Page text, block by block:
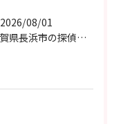
2026/08/01
滋賀県長浜市の探偵なら【滋賀クリスタル探偵事務所】浮気調査・素行調査・人探し・証拠収集ならお任せください